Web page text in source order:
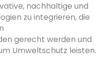
nachhaltige und
zu integrieren, die
gerecht werden und
Umweltschutz leisten.